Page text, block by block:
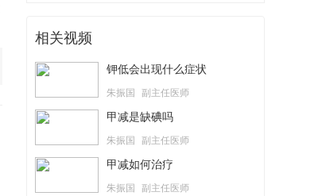
相关视频
钾低会出现什么症状
朱振国 副主任医师
甲减是缺碘吗
朱振国 副主任医师
甲减如何治疗
朱振国 副主任医师